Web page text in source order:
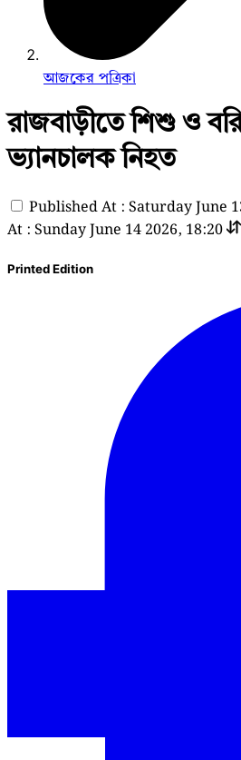
আজকের পত্রিকা
রাজবাড়ীতে শিশু ও
ভ্যানচালক নিহত
Published At : Saturday June
At : Sunday June 14 2026, 18:20
Printed Edition